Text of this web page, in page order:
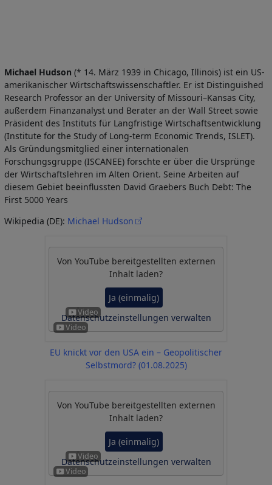
Michael Hudson (* 14. März 1939 in Chicago, Illinois) ist ein US-
amerikanischer Wirtschaftswissenschaftler. Er ist Distinguished
Research Professor an der University of Missouri–Kansas City,
außerdem Finanzanalyst und Berater an der Wall Street sowie
Präsident des Instituts für Langfristige Wirtschaftsentwicklung
(Institute for the Study of Long-term Economic Trends, ISLET).
Als Gründungsmitglied einer internationalen
Forschungsgruppe (ISCANEE) forschte er über die Ursprünge
der Wirtschaftslehren im Alten Orient. Seine Arbeiten auf
diesem Gebiet beeinflussten David Graebers Buch Debt: The
First 5000 Years
Wikipedia (DE): Michael Hudson
Von YouTube bereitgestellten externen
Inhalt laden?
Ja (einmalig)
Datenschutzeinstellungen verwalten
EU knickt vor den USA ein – Geopolitischer
Selbstmord? (01.08.2025)
Von YouTube bereitgestellten externen
Inhalt laden?
Ja (einmalig)
Datenschutzeinstellungen verwalten